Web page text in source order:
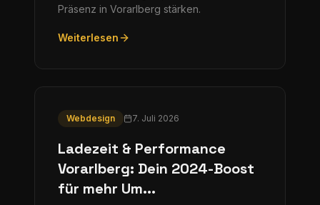
Präsenz in Vorarlberg stärken.
Weiterlesen
Webdesign 7. Juli 2026
Ladezeit & Performance
Vorarlberg: Dein 2024-Boost
für mehr Um...